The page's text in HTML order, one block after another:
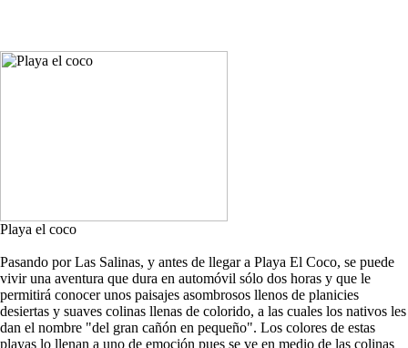
Playa el coco
Pasando por Las Salinas, y antes de llegar a Playa El Coco, se puede
vivir una aventura que dura en automóvil sólo dos horas y que le
permitirá conocer unos paisajes asombrosos llenos de planicies
desiertas y suaves colinas llenas de colorido, a las cuales los nativos les
dan el nombre "del gran cañón en pequeño". Los colores de estas
playas lo llenan a uno de emoción pues se ve en medio de las colinas